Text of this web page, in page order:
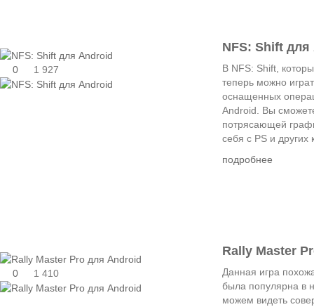
0 1 927
NFS: Shift
В NFS: Shift,
теперь можно
оснащенных
Android. Вы
потрясающей
себя с PS и других
подробнее
0 1 410
Rally Master
Данная игра
была популярна в
можем видеть